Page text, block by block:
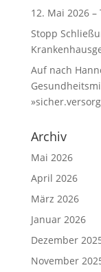
12. Mai 2026
Stopp
Auf nach
Archiv
Mai 2026
April 2026
März 2026
Januar 2026
Dezember
November